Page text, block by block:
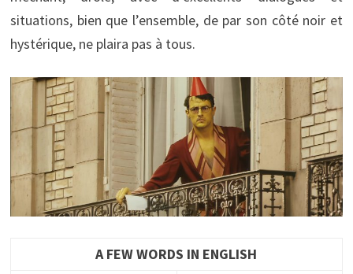
situations, bien que l’ensemble, de par son côté noir et
hystérique, ne plaira pas à tous.
A FEW WORDS IN ENGLISH